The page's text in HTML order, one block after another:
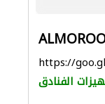
الفنادق